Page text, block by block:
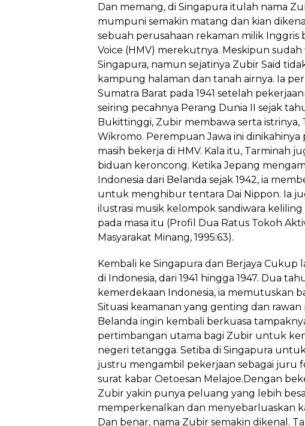
Dan memang, di Singapura itulah nama
mumpuni semakin matang dan kian
sebuah perusahaan rekaman milik Inggris
Voice (HMV) merekutnya. Meskipun
Singapura, namun sejatinya Zubir Said
kampung halaman dan tanah airnya. Ia
Sumatra Barat pada 1941 setelah
seiring pecahnya Perang Dunia II sejak
Bukittinggi, Zubir membawa serta istrinya,
Wikromo. Perempuan Jawa ini dinikahinya
masih bekerja di HMV. Kala itu, Tarminah
biduan keroncong. Ketika Jepang
Indonesia dari Belanda sejak 1942, ia
untuk menghibur tentara Dai Nippon. Ia
ilustrasi musik kelompok sandiwara keliling
pada masa itu (Profil Dua Ratus Tokoh
Masyarakat Minang, 1995:63).
Kembali ke Singapura dan Berjaya Cukup
di Indonesia, dari 1941 hingga 1947. Dua
kemerdekaan Indonesia, ia memutuskan
Situasi keamanan yang genting dan
Belanda ingin kembali berkuasa
pertimbangan utama bagi Zubir untuk
negeri tetangga. Setiba di Singapura
justru mengambil pekerjaan sebagai juru
surat kabar Oetoesan Melajoe.Dengan
Zubir yakin punya peluang yang lebih
memperkenalkan dan menyebarluaskan
Dan benar, nama Zubir semakin dikenal.